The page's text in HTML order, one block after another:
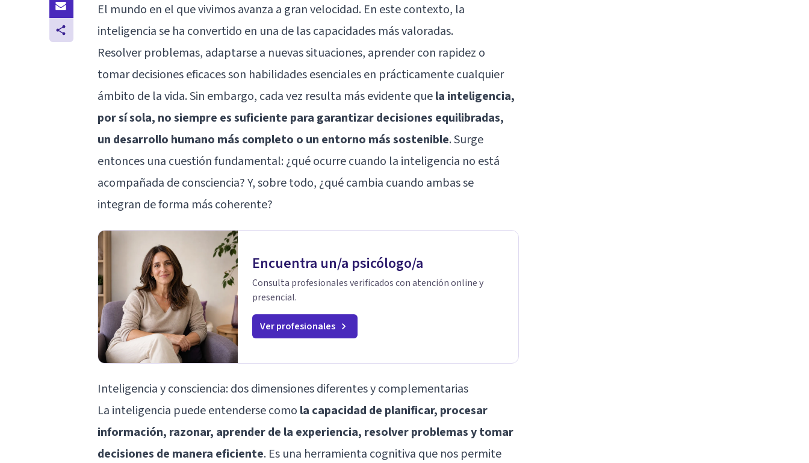
El mundo en el que vivimos avanza a gran velocidad. En este contexto, la
inteligenciase ha convertido en una de las capacidades más valoradas.
Resolver problemas, adaptarse a nuevas situaciones, aprender con rapidez o
tomar decisiones eficaces son habilidades esenciales en prácticamente cualquier
ámbito de la vida. Sin embargo, cada vez resulta más evidente quela inteligencia,
por sí sola, no siempre es suficiente para garantizar decisiones equilibradas,
un desarrollo humano más completo o un entorno más sostenible. Surge
entonces una cuestión fundamental: ¿qué ocurre cuando la inteligencia no está
acompañada de consciencia? Y, sobre todo, ¿qué cambia cuando ambas se
integran de forma más coherente?
Encuentra un/a psicólogo/a
Consulta profesionales verificados con atención online y
presencial.
Ver profesionales
Inteligencia y consciencia: dos dimensiones diferentes y complementarias
La inteligencia puede entenderse como la capacidad de planificar, procesar
información, razonar, aprender de la experiencia, resolver problemas y tomar
decisiones de manera eficiente. Es una herramienta cognitiva que nos permite